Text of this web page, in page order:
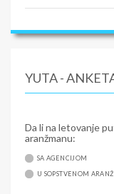
YUTA -
Da li na letovanje
aranžmanu:
SA AGENCIJOM
U SOPSTVENOM